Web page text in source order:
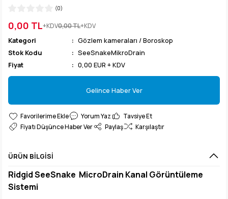
(0)
0,00 TL+KDV0,00 TL+KDV
Kategori
Gözlem kameraları / Boroskop
Stok Kodu
SeeSnakeMikroDrain
Fiyat
0,00 EUR + KDV
Gelince Haber Ver
Gelince Haber Ver
Yorum Yaz
Tavsiye Et
Fiyatı Düşünce Haber Ver
Paylaş Karşılaştır
ÜRÜN BILGISI
Ridgid SeeSnake MicroDrain Kanal Görüntüleme
Sistemi